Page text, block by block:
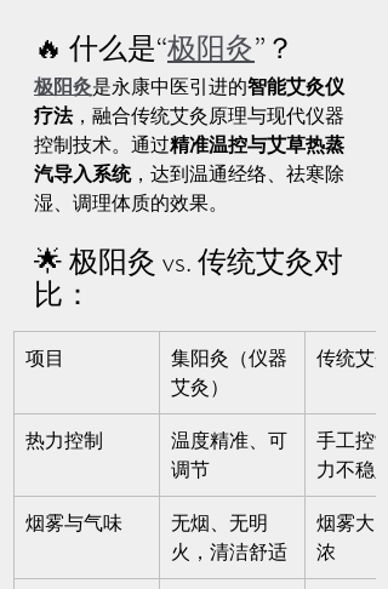
🔥 什么是“极阳灸”？
极阳灸是永康中医引进的智能艾灸仪
疗法，融合传统艾灸原理与现代仪器
控制技术。通过精准温控与艾草热蒸
汽导入系统，达到温通经络、祛寒除
湿、调理体质的效果。
🌟 极阳灸 vs. 传统艾灸对
比：
项目
集阳灸（仪器
艾灸）
传统艾灸
热力控制
温度精准、可
调节
手工控
力不稳定
烟雾与气味
无烟、无明
火，清洁舒适
烟雾大
浓